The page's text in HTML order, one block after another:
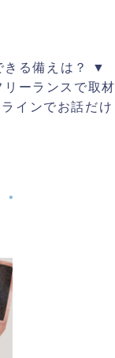
きる備えは？ ▼
ーランスで取材
インでお話だけ